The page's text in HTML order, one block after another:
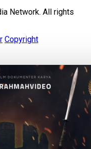
Network. All rights
Copyright